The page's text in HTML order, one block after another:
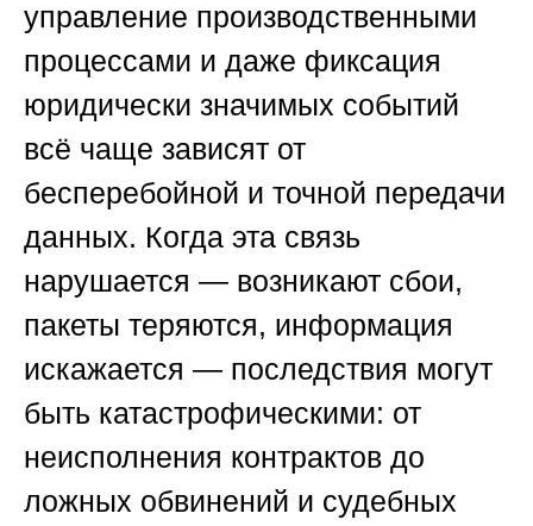
управление производственными
процессами и даже фиксация
юридически значимых событий
всё чаще зависят от
бесперебойной и точной передачи
данных. Когда эта связь
нарушается — возникают сбои,
пакеты теряются, информация
искажается — последствия могут
быть катастрофическими: от
неисполнения контрактов до
ложных обвинений и судебных